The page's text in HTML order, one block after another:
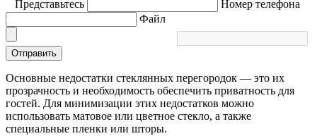
Представьтесь
Номер телефона
Файл
Отправить
Основные недостатки стеклянных перегородок — это их
прозрачность и необходимость обеспечить приватность для
гостей. Для минимизации этих недостатков можно
использовать матовое или цветное стекло, а также
специальные пленки или шторы.